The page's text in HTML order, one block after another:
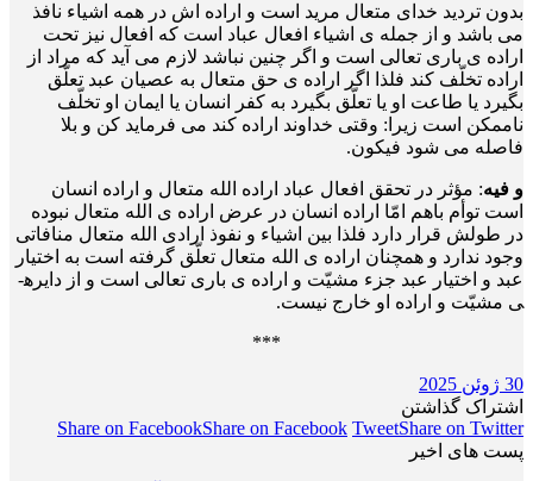
بدون تردید خدای متعال مرید است و اراده اش در همه اشیاء نافذ
می باشد و از جمله ی اشیاء افعال عباد است که افعال نیز تحت
اراده ی باری تعالی است و اگر چنین نباشد لازم می آید که مراد از
اراده تخلّف کند فلذا اگر اراده ی حق متعال به عصیان عبد تعلّق
بگیرد یا طاعت او یا تعلّق بگیرد به کفر انسان یا ایمان او تخلّف
ناممکن است زیرا: وقتی خداوند اراده کند می فرماید کن و بلا
فاصله می شود فیکون.
و فیه: مؤثر در تحقق افعال عباد اراده الله متعال و اراده انسان
است توأم باهم امّا اراده انسان در عرض اراده ی الله متعال نبوده
در طولش قرار دارد فلذا بین اشیاء و نفوذ ارادی الله متعال منافاتی
وجود ندارد و همچنان اراده ی الله متعال تعلّق گرفته است به اختیار
عبد و اختیار عبد جزء مشیّت و اراده ی باری تعالی است و از دایره­
ی مشیّت و اراده او خارج نیست.
***
30 ژوئن 2025
اشتراک گذاشتن
Share on FacebookShare on Facebook TweetShare on Twitter
پست های اخیر